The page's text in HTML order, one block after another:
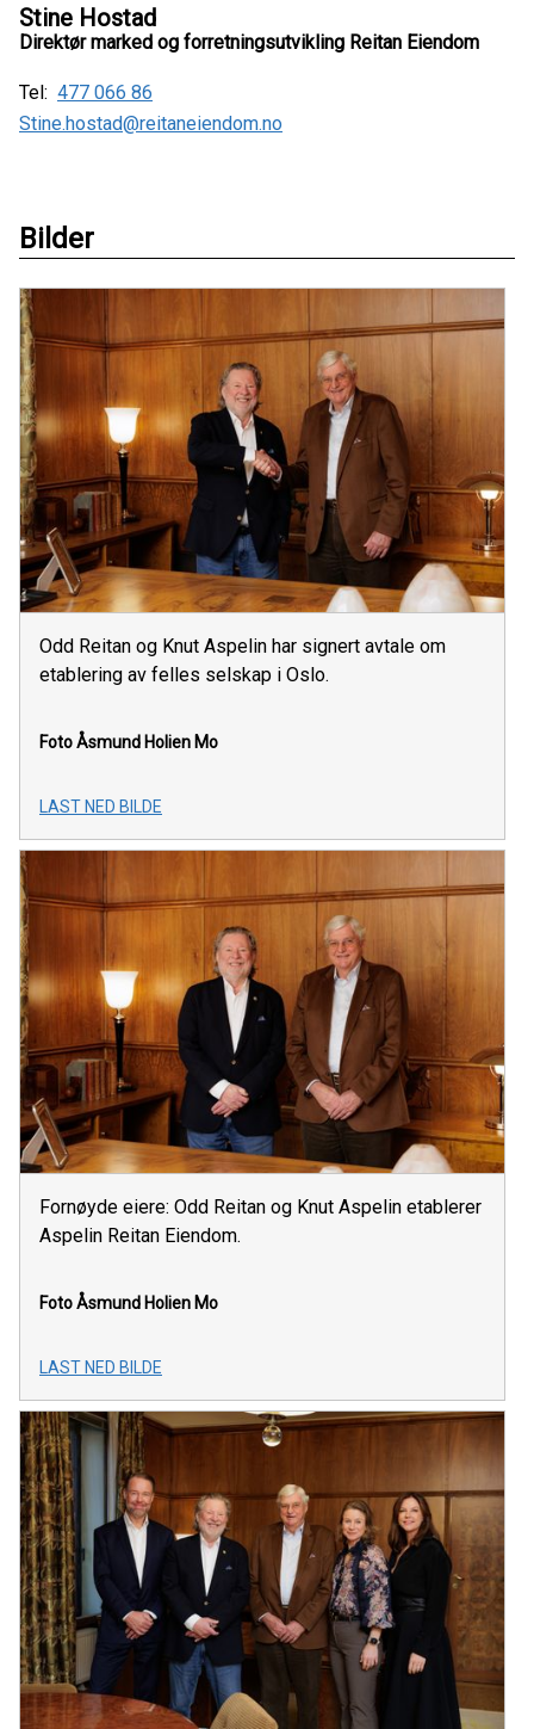
Stine Hostad
Direktør marked og forretningsutvikling Reitan Eiendom
Tel: 477 066 86
Stine.hostad@reitaneiendom.no
Bilder
Odd Reitan og Knut Aspelin har signert avtale om
etablering av felles selskap i Oslo.
Foto Åsmund Holien Mo
LAST NED BILDE
Fornøyde eiere: Odd Reitan og Knut Aspelin etablerer
Aspelin Reitan Eiendom.
Foto Åsmund Holien Mo
LAST NED BILDE